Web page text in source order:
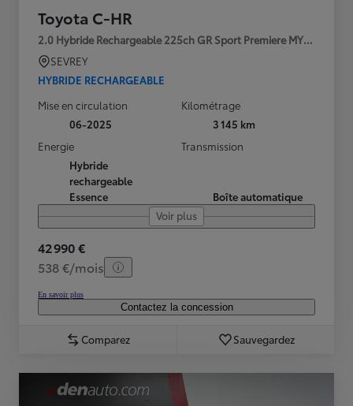
Toyota C-HR
2.0 Hybride Rechargeable 225ch GR Sport Premiere MY25
SEVREY
HYBRIDE RECHARGEABLE
Mise en circulation
06-2025
Kilométrage
3 145 km
Energie
Hybride
rechargeable
Essence
Transmission
Boîte automatique
Voir plus
42 990 €
538 €/mois
En savoir plus
Contactez la concession
Comparez Sauvegardez